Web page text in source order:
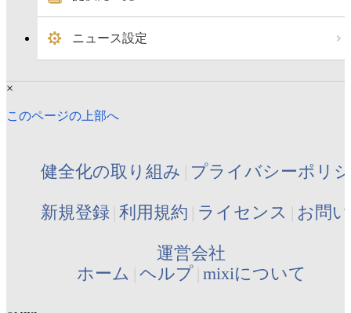
ニュース設定
×
このページの上部へ
健全化の取り組み プライバシーポリ
新規登録 利用規約 ライセンス お問
運営会社
ホーム ヘルプ mixiについて